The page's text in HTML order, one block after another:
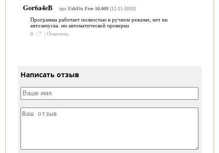
Gor6a4eB про UsbFix Free 10.009[12-11-2019]
Программа работает полностью в ручном режиме, нет ни
автозапуска. ни автоматической проверки
8
| 7 | Ответить
Написать отзыв